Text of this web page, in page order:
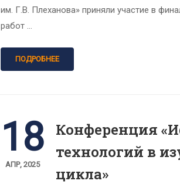
им. Г.В. Плеханова» приняли участие в
работ …
ПОДРОБНЕЕ
18
АПР, 2025
Конференция
технологий в
цикла»